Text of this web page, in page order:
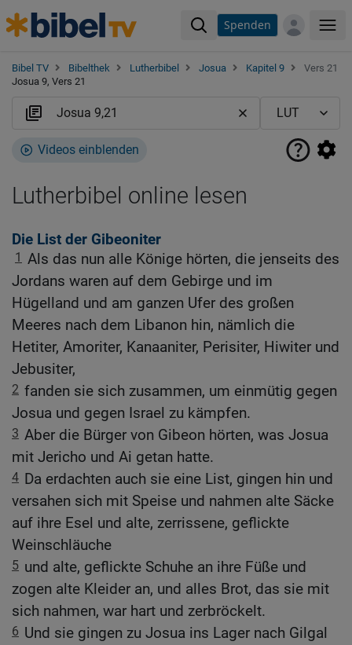
Spenden
Bibel TV Bibelthek Lutherbibel Josua Kapitel 9
Vers 21
Josua 9, Vers 21
Videos einblenden
Lutherbibel online lesen
Die List der Gibeoniter
1 Als das nun alle Könige hörten, die jenseits des
Jordans waren auf dem Gebirge und im
Hügelland und am ganzen Ufer des großen
Meeres nach dem Libanon hin, nämlich die
Hetiter, Amoriter, Kanaaniter, Perisiter, Hiwiter und
Jebusiter,
2 fanden sie sich zusammen, um einmütig gegen
Josua und gegen Israel zu kämpfen.
3 Aber die Bürger von Gibeon hörten, was Josua
mit Jericho und Ai getan hatte.
4 Da erdachten auch sie eine List, gingen hin und
versahen sich mit Speise und nahmen alte Säcke
auf ihre Esel und alte, zerrissene, geflickte
Weinschläuche
5 und alte, geflickte Schuhe an ihre Füße und
zogen alte Kleider an, und alles Brot, das sie mit
sich nahmen, war hart und zerbröckelt.
6 Und sie gingen zu Josua ins Lager nach Gilgal